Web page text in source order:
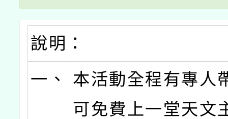
說明：
一、
本活動全程有專人
可免費上一堂天文